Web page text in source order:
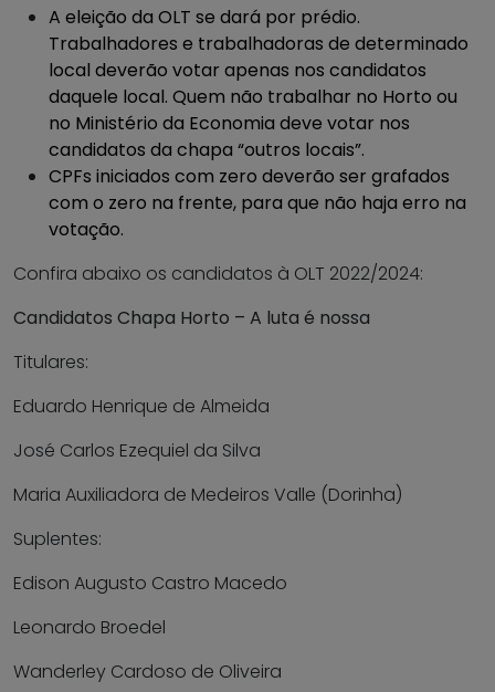
A eleição da OLT se dará por prédio.
Trabalhadores e trabalhadoras de determinado
local deverão votar apenas nos candidatos
daquele local. Quem não trabalhar no Horto ou
no Ministério da Economia deve votar nos
candidatos da chapa “outros locais”.
CPFs iniciados com zero deverão ser grafados
com o zero na frente, para que não haja erro na
votação.
Confira abaixo os candidatos à OLT 2022/2024:
Candidatos Chapa Horto – A luta é nossa
Titulares:
Eduardo Henrique de Almeida
José Carlos Ezequiel da Silva
Maria Auxiliadora de Medeiros Valle (Dorinha)
Suplentes:
Edison Augusto Castro Macedo
Leonardo Broedel
Wanderley Cardoso de Oliveira